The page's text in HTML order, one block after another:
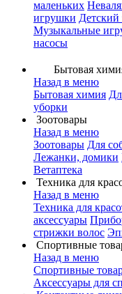
маленьких
игрушки Детский
Музыкальные
насосы
Бытовая
Назад в меню
Бытовая химия
уборки
Зоотовары
Назад в меню
Зоотовары Для
Лежанки, домики
Ветаптека
Техника для
Назад в меню
Техника для
аксессуары
стрижки волос
Спортивные
Назад в меню
Спортивные
Аксессуары для